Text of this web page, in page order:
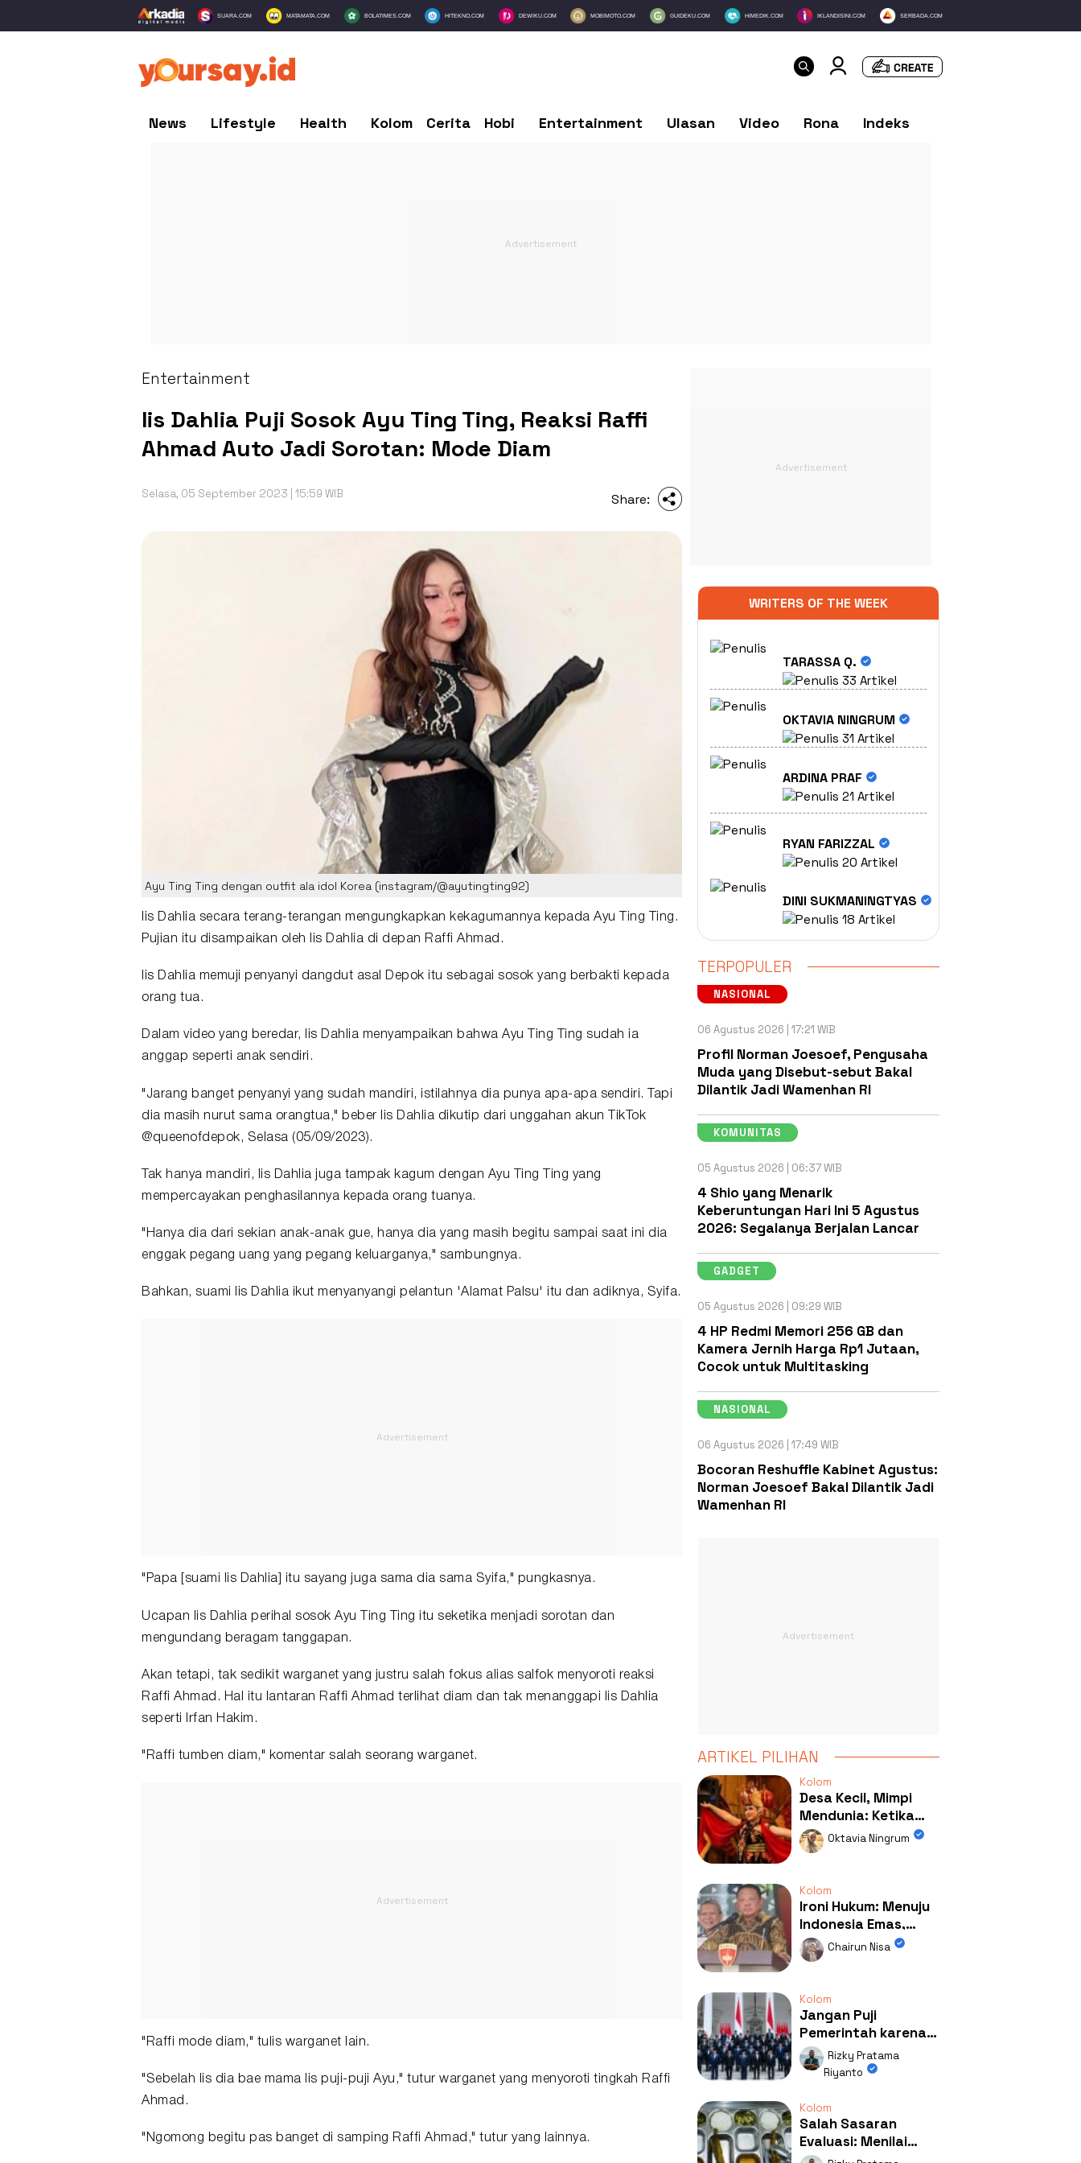
SUARA.COM MATAMATA.COM BOLATIMES.COM HITEKNO.COM DEWIKU.COM MOBIMOTO.COM GUIDEKU.COM HIMEDIK.COM IKLANDISINI.COM SERBADA.COM
News Lifestyle Health Kolom Cerita Hobi Entertainment Ulasan Video Rona Indeks
Entertainment
Iis Dahlia Puji Sosok Ayu Ting Ting, Reaksi Raffi
Ahmad Auto Jadi Sorotan: Mode Diam
Selasa, 05 September 2023 | 15:59 WIB Share:
Ayu Ting Ting dengan outfit ala idol Korea (instagram/@ayutingting92)
Iis Dahlia secara terang-terangan mengungkapkan kekagumannya kepada Ayu Ting Ting .
Pujian itu disampaikan oleh Iis Dahlia di depan Raffi Ahmad .
Iis Dahlia memuji penyanyi dangdut asal Depok itu sebagai sosok yang berbakti kepada
orang tua.
Dalam video yang beredar, Iis Dahlia menyampaikan bahwa Ayu Ting Ting sudah ia
anggap seperti anak sendiri.
"Jarang banget penyanyi yang sudah mandiri, istilahnya dia punya apa-apa sendiri. Tapi
dia masih nurut sama orangtua," beber Iis Dahlia dikutip dari unggahan akun TikTok
@queenofdepok, Selasa (05/09/2023).
Tak hanya mandiri, Iis Dahlia juga tampak kagum dengan Ayu Ting Ting yang
mempercayakan penghasilannya kepada orang tuanya.
"Hanya dia dari sekian anak-anak gue, hanya dia yang masih begitu sampai saat ini dia
enggak pegang uang yang pegang keluarganya," sambungnya.
Bahkan, suami Iis Dahlia ikut menyanyangi pelantun 'Alamat Palsu' itu dan adiknya, Syifa.
"Papa [suami Iis Dahlia] itu sayang juga sama dia sama Syifa," pungkasnya.
Ucapan Iis Dahlia perihal sosok Ayu Ting Ting itu seketika menjadi sorotan dan
mengundang beragam tanggapan.
Akan tetapi, tak sedikit warganet yang justru salah fokus alias salfok menyoroti reaksi
Raffi Ahmad. Hal itu lantaran Raffi Ahmad terlihat diam dan tak menanggapi Iis Dahlia
seperti Irfan Hakim.
"Raffi tumben diam," komentar salah seorang warganet.
"Raffi mode diam," tulis warganet lain.
"Sebelah Iis dia bae mama Iis puji-puji Ayu," tutur warganet yang menyoroti tingkah Raffi
Ahmad.
"Ngomong begitu pas banget di samping Raffi Ahmad," tutur yang lainnya.
WRITERS OF THE WEEK
TARASSA Q.
33 Artikel
OKTAVIA NINGRUM
31 Artikel
ARDINA PRAF
21 Artikel
RYAN FARIZZAL
20 Artikel
DINI SUKMANINGTYAS
18 Artikel
TERPOPULER
NASIONAL
06 Agustus 2026 | 17:21 WIB
Profil Norman Joesoef, Pengusaha
Muda yang Disebut-sebut Bakal
Dilantik Jadi Wamenhan RI
KOMUNITAS
05 Agustus 2026 | 06:37 WIB
4 Shio yang Menarik
Keberuntungan Hari Ini 5 Agustus
2026: Segalanya Berjalan Lancar
GADGET
05 Agustus 2026 | 09:29 WIB
4 HP Redmi Memori 256 GB dan
Kamera Jernih Harga Rp1 Jutaan,
Cocok untuk Multitasking
NASIONAL
06 Agustus 2026 | 17:49 WIB
Bocoran Reshuffle Kabinet Agustus:
Norman Joesoef Bakal Dilantik Jadi
Wamenhan RI
ARTIKEL PILIHAN
Kolom
Desa Kecil, Mimpi
Mendunia: Ketika
Kolaborasi
Mengubah Wajah
Oktavia Ningrum
Kolom
Ironi Hukum: Menuju
Indonesia Emas,
Ternyata Emasnya
Ada di Rumah Febrie!
Chairun Nisa
Kolom
Jangan Puji
Pemerintah karena
Kerja: Mengapa
Publik Begitu Mudah
Rizky Pratama
Riyanto
Kolom
Salah Sasaran
Evaluasi: Menilai
Program MBG Lewat